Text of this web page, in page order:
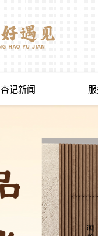
杏记新闻